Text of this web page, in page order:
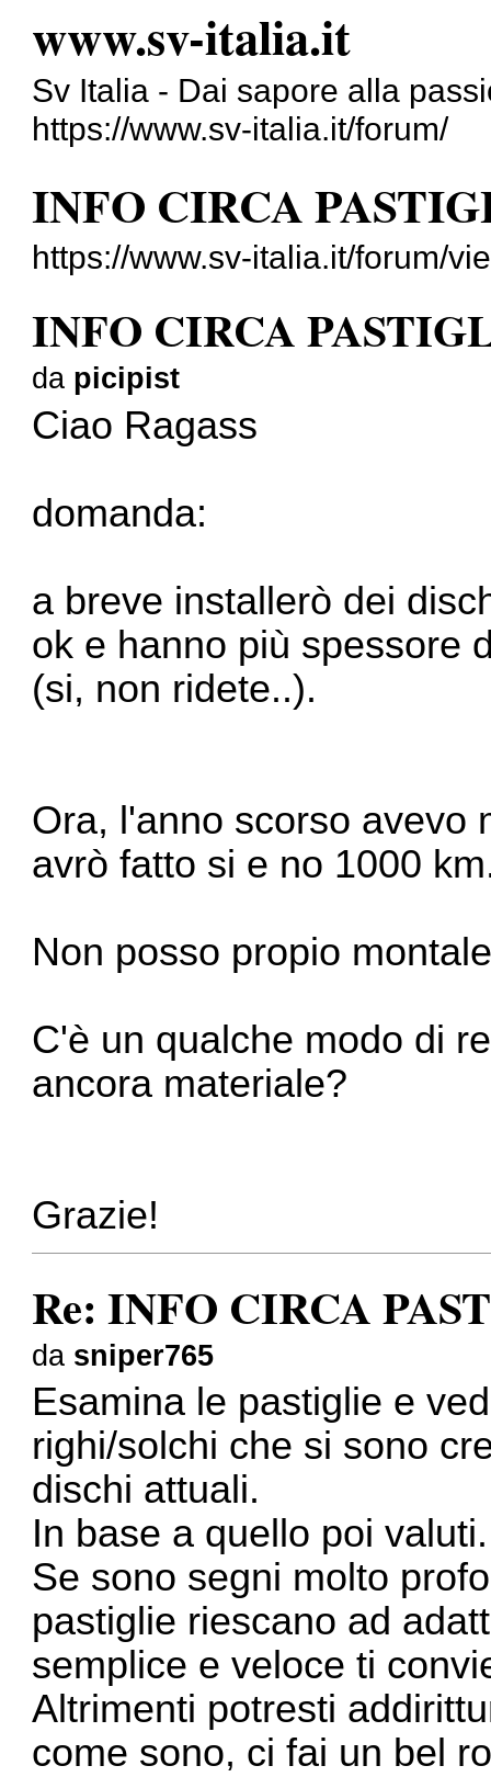
www.sv-italia.it
Sv Italia - Dai sapore alla
https://www.sv-italia.it/forum/
INFO CIRCA
https://www.sv-italia.it/forum/
INFO CIRCA
da picipist
Ciao Ragass
domanda:
a breve installerò dei
ok e hanno più spessore
(si, non ridete..).
Ora, l'anno scorso avevo
avrò fatto si e no 1000
Non posso propio
C'è un qualche modo di
ancora materiale?
Grazie!
Re: INFO CIRCA
da sniper765
Esamina le pastiglie e
righi/solchi che si sono
dischi attuali.
In base a quello poi valuti.
Se sono segni molto
pastiglie riescano ad
semplice e veloce ti
Altrimenti potresti
come sono, ci fai un bel